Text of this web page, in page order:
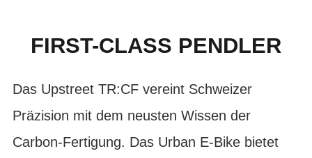
FIRST-CLASS PENDLER
Das Upstreet TR:CF vereint Schweizer
Präzision mit dem neusten Wissen der
Carbon-Fertigung. Das Urban E-Bike bietet